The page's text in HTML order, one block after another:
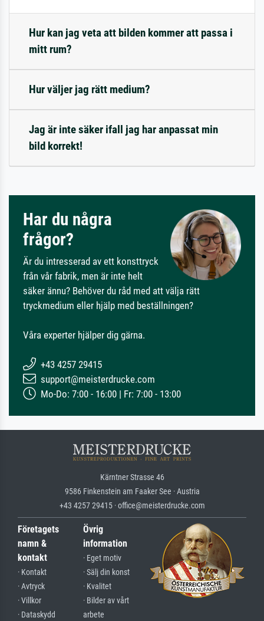
Hur kan jag veta att bilden kommer att passa i
mitt rum?
Hur väljer jag rätt medium?
Jag är inte säker ifall jag har anpassat min
bild korrekt!
Har du några
frågor?
Är du intresserad av ett konsttryck
från vår fabrik, men är inte helt
säker ännu? Behöver du råd med att välja rätt
tryckmedium eller hjälp med beställningen?
Våra experter hjälper dig gärna.
+43 4257 29415
support@meisterdrucke.com
Mo-Do: 7:00 - 16:00 | Fr: 7:00 - 13:00
Kärntner Strasse 46
9586 Finkenstein am Faaker See · Austria
+43 4257 29415 · office@meisterdrucke.com
Företagets
namn &
kontakt
· Kontakt
· Avtryck
· Villkor
· Dataskydd
Övrig
information
· Eget motiv
· Sälj din konst
· Kvalitet
· Bilder av vårt
arbete